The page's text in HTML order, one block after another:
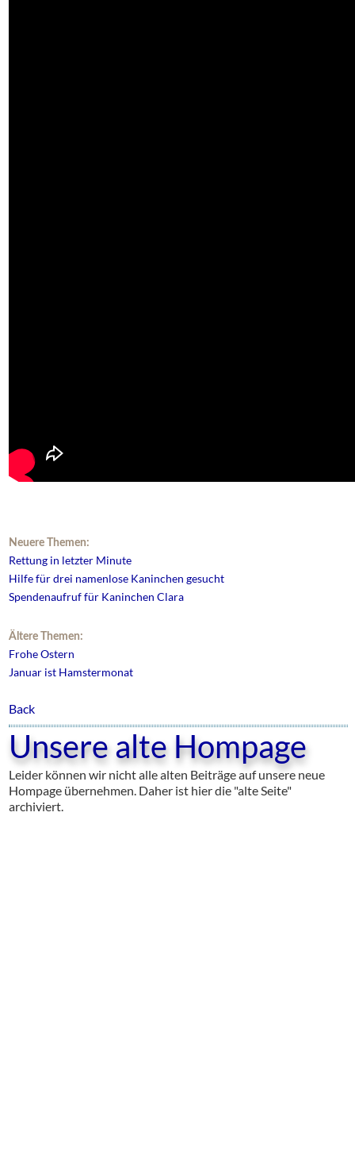
Neuere Themen:
Rettung in letzter Minute
Hilfe für drei namenlose Kaninchen gesucht
Spendenaufruf für Kaninchen Clara
Ältere Themen:
Frohe Ostern
Januar ist Hamstermonat
Back
Unsere alte Hompage
Leider können wir nicht alle alten Beiträge auf unsere neue
Hompage übernehmen. Daher ist hier die "alte Seite"
archiviert.